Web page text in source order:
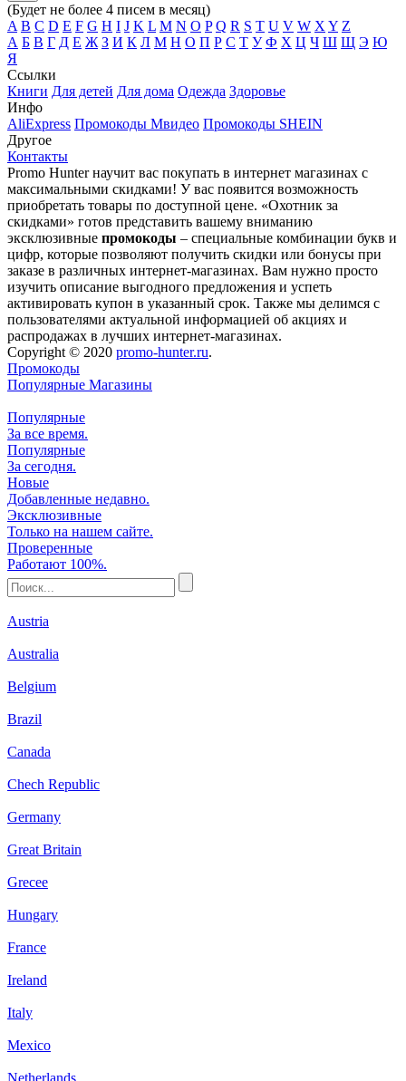
(Будет не более 4 писем в месяц)
A B C D E F G H I J K L M N O P Q R S T U V W X Y Z
А Б В Г Д Е Ж З И К Л М Н О П Р С Т У Ф Х Ц Ч Ш Щ Э Ю
Я
Ссылки
Книги Для детей Для дома Одежда Здоровье
Инфо
AliExpress Промокоды Мвидео Промокоды SHEIN
Другое
Контакты
Promo Hunter научит вас покупать в интернет магазинах с
максимальными скидками! У вас появится возможность
приобретать товары по доступной цене. «Охотник за
скидками» готов представить вашему вниманию
эксклюзивные промокоды – специальные комбинации букв и
цифр, которые позволяют получить скидки или бонусы при
заказе в различных интернет-магазинах. Вам нужно просто
изучить описание выгодного предложения и успеть
активировать купон в указанный срок. Также мы делимся с
пользователями актуальной информацией об акциях и
распродажах в лучших интернет-магазинах.
Copyright © 2020 promo-hunter.ru.
Промокоды
Популярные Магазины
Популярные
За все время.
Популярные
За сегодня.
Новые
Добавленные недавно.
Эксклюзивные
Только на нашем сайте.
Проверенные
Работают 100%.
Austria
Australia
Belgium
Brazil
Canada
Chech Republic
Germany
Great Britain
Grecee
Hungary
France
Ireland
Italy
Mexico
Netherlands